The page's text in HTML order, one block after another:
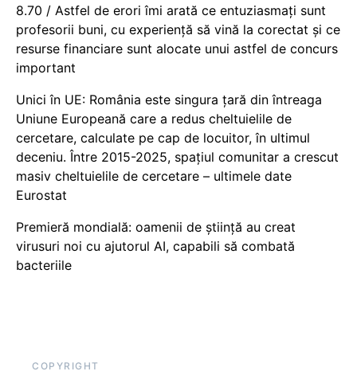
8.70 / Astfel de erori îmi arată ce entuziasmați sunt
profesorii buni, cu experiență să vină la corectat și ce
resurse financiare sunt alocate unui astfel de concurs
important
Unici în UE: România este singura țară din întreaga
Uniune Europeană care a redus cheltuielile de
cercetare, calculate pe cap de locuitor, în ultimul
deceniu. Între 2015-2025, spațiul comunitar a crescut
masiv cheltuielile de cercetare – ultimele date
Eurostat
Premieră mondială: oamenii de știință au creat
virusuri noi cu ajutorul AI, capabili să combată
bacteriile
COPYRIGHT